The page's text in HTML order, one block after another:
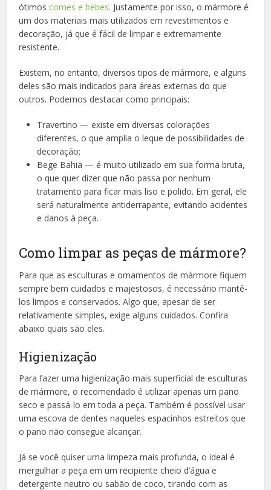
ótimoscomes e bebes. Justamente por isso, o mármore é
um dos materiais mais utilizados em revestimentos e
decoração, já que é fácil de limpar e extremamente
resistente.
Existem, no entanto, diversos tipos de mármore, e alguns
deles são mais indicados para áreas externas do que
outros. Podemos destacar como principais:
Travertino — existe em diversas colorações
diferentes, o que amplia o leque de possibilidades de
decoração;
Bege Bahia — é muito utilizado em sua forma bruta,
o que quer dizer que não passa por nenhum
tratamento para ficar mais liso e polido. Em geral, ele
será naturalmente antiderrapante, evitando acidentes
e danos à peça.
Como limpar as peças de mármore?
Para que as esculturas e ornamentos de mármore fiquem
sempre bem cuidados e majestosos, é necessário mantê-
los limpos e conservados. Algo que, apesar de ser
relativamente simples, exige alguns cuidados. Confira
abaixo quais são eles.
Higienização
Para fazer uma higienização mais superficial de esculturas
de mármore, o recomendado é utilizar apenas um pano
seco e passá-lo em toda a peça. Também é possível usar
uma escova de dentes naqueles espacinhos estreitos que
o pano não consegue alcançar.
Já se você quiser uma limpeza mais profunda, o ideal é
mergulhar a peça em um recipiente cheio d’água e
detergente neutro ou sabão de coco, tirando com as